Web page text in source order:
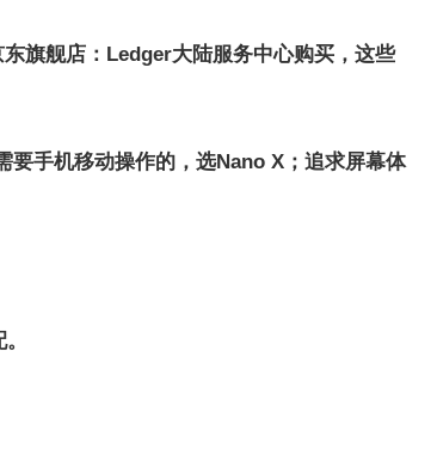
旗舰店 ： Ledger大陆服务中心购买，这些
手机移动操作的，选Nano X；追求屏幕体